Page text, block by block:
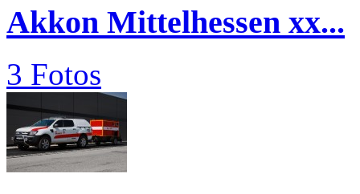
Akkon Mittelhessen xx...
3 Fotos